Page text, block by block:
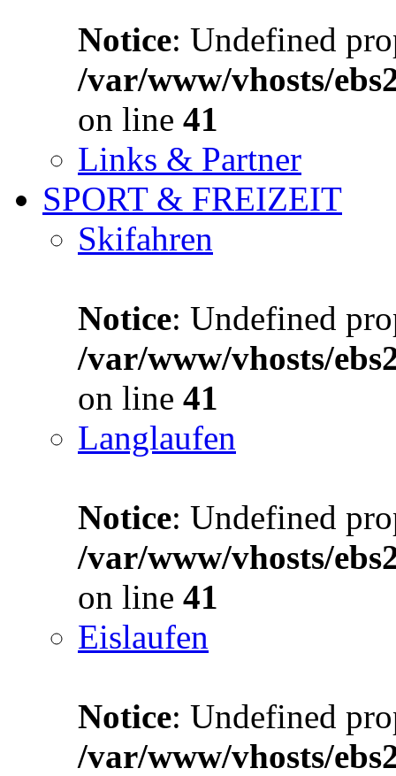
Notice: Undefined
/var/www/vhosts/
on line 41
Links & Partner
SPORT & FREIZEIT
Skifahren
Notice: Undefined
/var/www/vhosts/
on line 41
Langlaufen
Notice: Undefined
/var/www/vhosts/
on line 41
Eislaufen
Notice: Undefined
/var/www/vhosts/